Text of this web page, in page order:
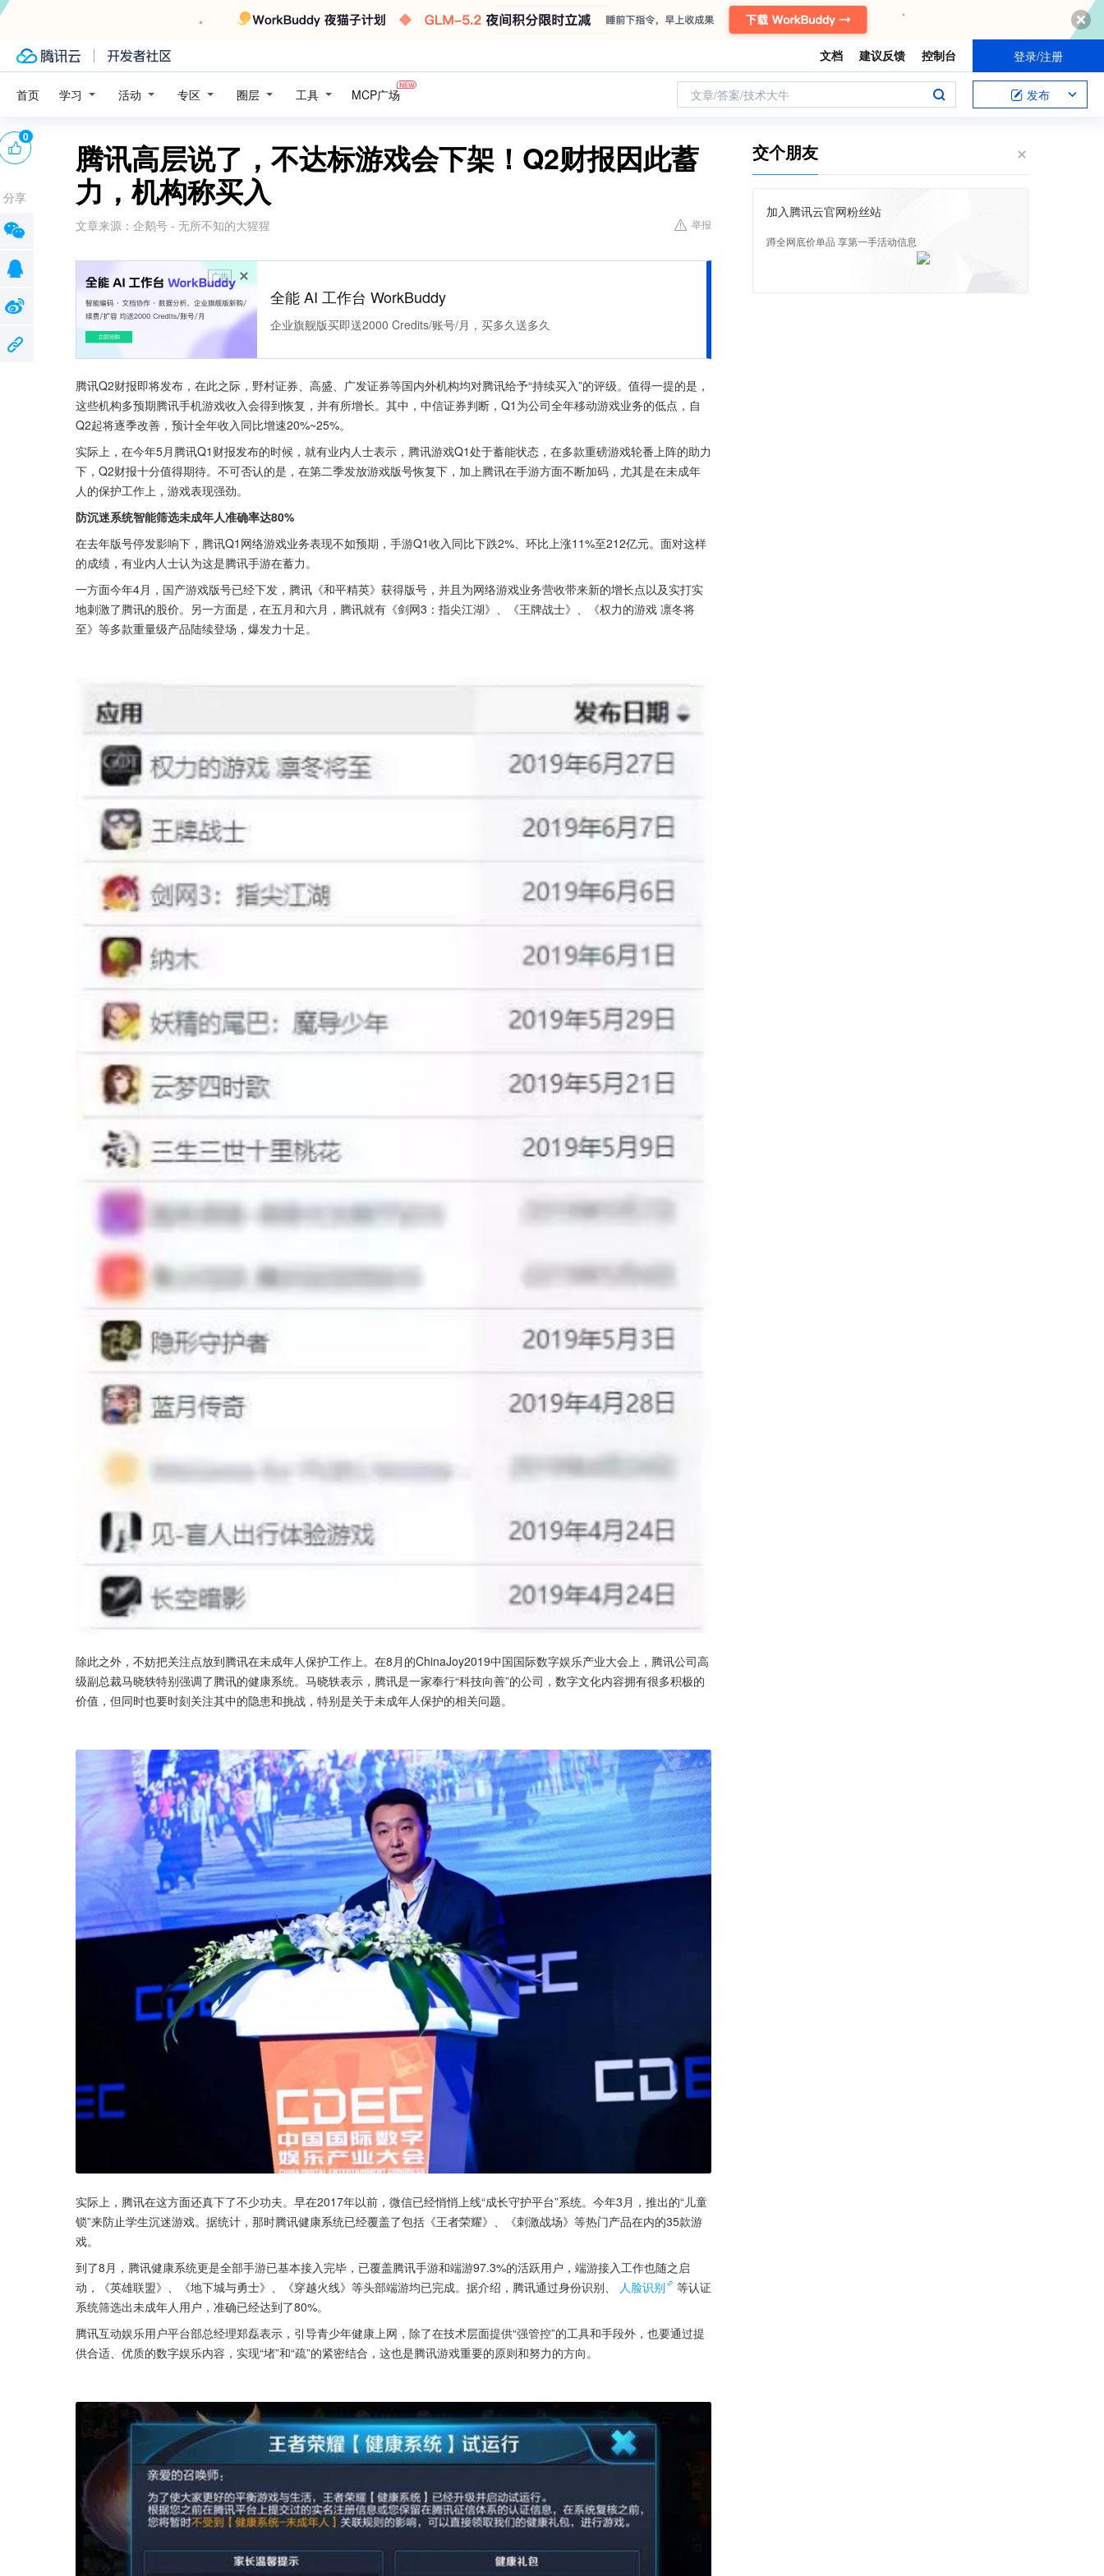
文档 建议反馈 控制台 登录/注册
首页 学习 活动 专区 圈层 工具 MCP广场 文章/答案/技术大牛 发布
腾讯高层说了，不达标游戏会下架！Q2财报因此蓄
力，机构称买入
文章来源： 企鹅号 - 无所不知的大猩猩 举报
广告
全能 AI 工作台 WorkBuddy
企业旗舰版买即送2000 Credits/账号/月，买多久送多久
腾讯Q2财报即将发布，在此之际，野村证券、高盛、广发证券等国内外机构均对腾讯给予“持续买入”的评级。值得一提的是，
这些机构多预期腾讯手机游戏收入会得到恢复，并有所增长。其中，中信证券判断，Q1为公司全年移动游戏业务的低点，自
Q2起将逐季改善，预计全年收入同比增速20%~25%。
实际上，在今年5月腾讯Q1财报发布的时候，就有业内人士表示，腾讯游戏Q1处于蓄能状态，在多款重磅游戏轮番上阵的助力
下，Q2财报十分值得期待。不可否认的是，在第二季发放游戏版号恢复下，加上腾讯在手游方面不断加码，尤其是在未成年
人的保护工作上，游戏表现强劲。
防沉迷系统智能筛选未成年人准确率达80%
在去年版号停发影响下，腾讯Q1网络游戏业务表现不如预期，手游Q1收入同比下跌2%、环比上涨11%至212亿元。面对这样
的成绩，有业内人士认为这是腾讯手游在蓄力。
一方面今年4月，国产游戏版号已经下发，腾讯《和平精英》获得版号，并且为网络游戏业务营收带来新的增长点以及实打实
地刺激了腾讯的股价。另一方面是，在五月和六月，腾讯就有《剑网3：指尖江湖》、《王牌战士》、《权力的游戏 凛冬将
至》等多款重量级产品陆续登场，爆发力十足。
除此之外，不妨把关注点放到腾讯在未成年人保护工作上。在8月的ChinaJoy2019中国国际数字娱乐产业大会上，腾讯公司高
级副总裁马晓轶特别强调了腾讯的健康系统。马晓轶表示，腾讯是一家奉行“科技向善”的公司，数字文化内容拥有很多积极的
价值，但同时也要时刻关注其中的隐患和挑战，特别是关于未成年人保护的相关问题。
实际上，腾讯在这方面还真下了不少功夫。早在2017年以前，微信已经悄悄上线“成长守护平台”系统。今年3月，推出的“儿童
锁”来防止学生沉迷游戏。据统计，那时腾讯健康系统已经覆盖了包括《王者荣耀》、《刺激战场》等热门产品在内的35款游
戏。
到了8月，腾讯健康系统更是全部手游已基本接入完毕，已覆盖腾讯手游和端游97.3%的活跃用户，端游接入工作也随之启
动，《英雄联盟》、《地下城与勇士》、《穿越火线》等头部端游均已完成。据介绍，腾讯通过身份识别、
人脸识别
等认证
系统筛选出未成年人用户，准确已经达到了80%。
腾讯互动娱乐用户平台部总经理郑磊表示，引导青少年健康上网，除了在技术层面提供“强管控”的工具和手段外，也要通过提
供合适、优质的数字娱乐内容，实现“堵”和“疏”的紧密结合，这也是腾讯游戏重要的原则和努力的方向。
0
分享
交个朋友
加入腾讯云官网粉丝站
蹲全网底价单品 享第一手活动信息